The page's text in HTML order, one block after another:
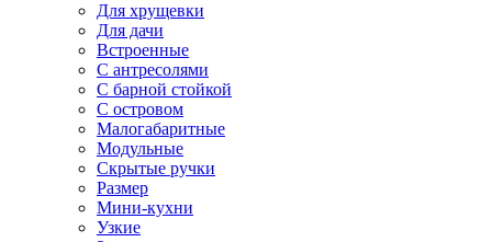
Для хрущевки
Для дачи
Встроенные
С антресолями
С барной стойкой
С островом
Малогабаритные
Модульные
Скрытые ручки
Размер
Мини-кухни
Узкие